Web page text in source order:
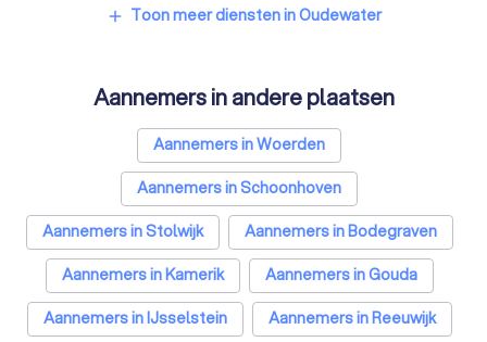
Vloerleggers in Oudewater
Isolatiebedrijven in Oudewater
Ongediertebestrijders in Oudewater
Architecten in Oudewater
Zonwering specialisten in Oudewater
Badkamer installateurs in Oudewater
Traprenovatie bedrijven in Oudewater
add Toon meer diensten in Oudewater
Aannemers in andere plaatsen
Aannemers in Woerden
Aannemers in Schoonhoven
Aannemers in Stolwijk
Aannemers in Bodegraven
Aannemers in Kamerik
Aannemers in Gouda
Aannemers in IJsselstein
Aannemers in Reeuwijk